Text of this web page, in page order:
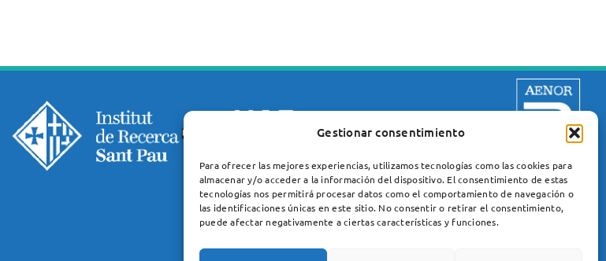
Gestionar consentimiento
Para ofrecer las mejores experiencias, utilizamos tecnologías como las cookies para
almacenar y/o acceder a la información del dispositivo. El consentimiento de estas
tecnologías nos permitirá procesar datos como el comportamiento de navegación o
las identificaciones únicas en este sitio. No consentir o retirar el consentimiento,
puede afectar negativamente a ciertas características y funciones.
Neuromuscular Diseases Unit
Neurology Service